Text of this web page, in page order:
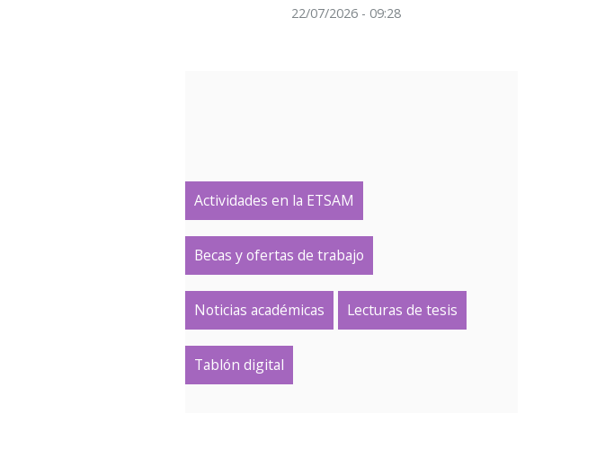
22/07/2026 - 09:28
Actividades en la ETSAM
Becas y ofertas de trabajo
Noticias académicas Lecturas de tesis
Tablón digital